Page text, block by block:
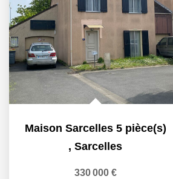
Maison Sarcelles 5 pièce(s)
, Sarcelles
330 000 €